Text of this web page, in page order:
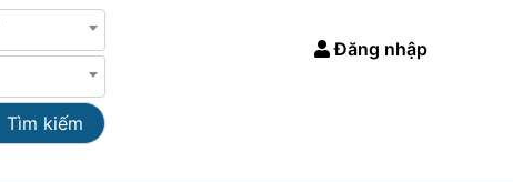
Tìm kiếm
Đăng nhập